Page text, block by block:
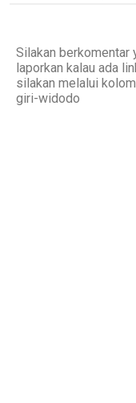
Silakan berkomentar
laporkan kalau ada
silakan melalui
giri-widodo